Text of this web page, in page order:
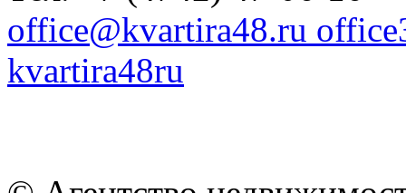
office@kvartira48.ru
kvartira48ru